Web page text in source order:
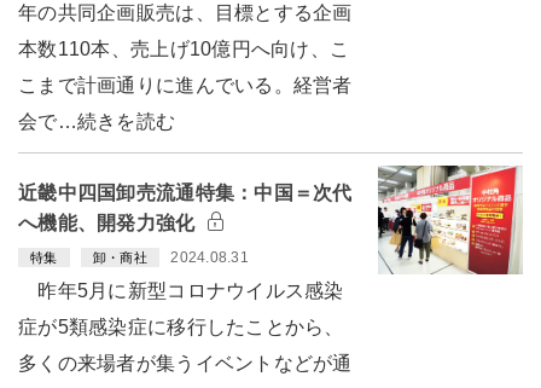
年の共同企画販売は、目標とする企画
本数110本、売上げ10億円へ向け、こ
こまで計画通りに進んでいる。経営者
会で…続きを読む
近畿中四国卸売流通特集：中国＝次代
へ機能、開発力強化
特集 卸・商社 2024.08.31
昨年5月に新型コロナウイルス感染
症が5類感染症に移行したことから、
多くの来場者が集うイベントなどが通